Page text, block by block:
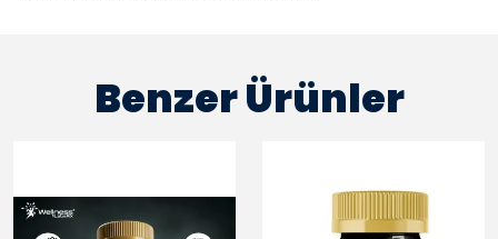
Benzer Ürünler